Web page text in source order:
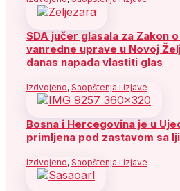
SDA jučer glasala za Zakon
vanredne uprave u Novoj
danas napada vlastiti glas
Izdvojeno, Saopštenja i izjave
Bosna i Hercegovina je u
primljena pod zastavom sa
Izdvojeno, Saopštenja i izjave